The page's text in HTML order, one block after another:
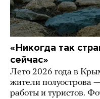
«Никогда так
сейчас»
Лето 2026 года в
жители полуострова
работы и туристов.